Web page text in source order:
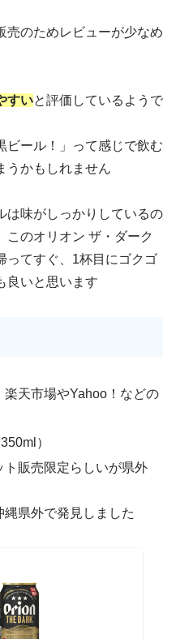
のためレビューが少なめ
すいと評価しているようで
ビール！」って感じで飲む
うかもしれません
は味がしっかりしているの
このオリオン ザ・ダーク
ってすぐ、1杯目にゴクゴ
良いと思います
天市場やYahoo！などの
）
ト販売限定らしいが県外
で発見しました